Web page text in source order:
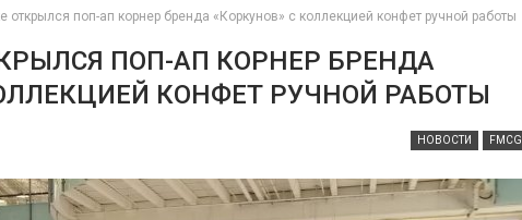
открылся поп-ап корнер бренда «Коркунов» с коллекцией конфет ручной работы
ПОП-АП КОРНЕР БРЕНДА
КОНФЕТ РУЧНОЙ РАБОТЫ
НОВОСТИ FMCG